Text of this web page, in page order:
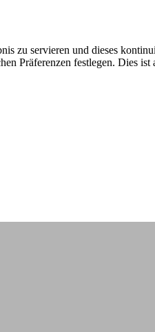
zu servieren und dieses
Präferenzen festlegen.